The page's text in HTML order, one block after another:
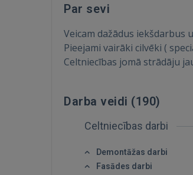
Par sevi
Veicam dažādus iekšdarbus
Pieejami vairāki cilvēki (
Celtniecības jomā strādāju
Darba veidi (190)
Celtniecības darbi
Demontāžas darbi
Fasādes darbi